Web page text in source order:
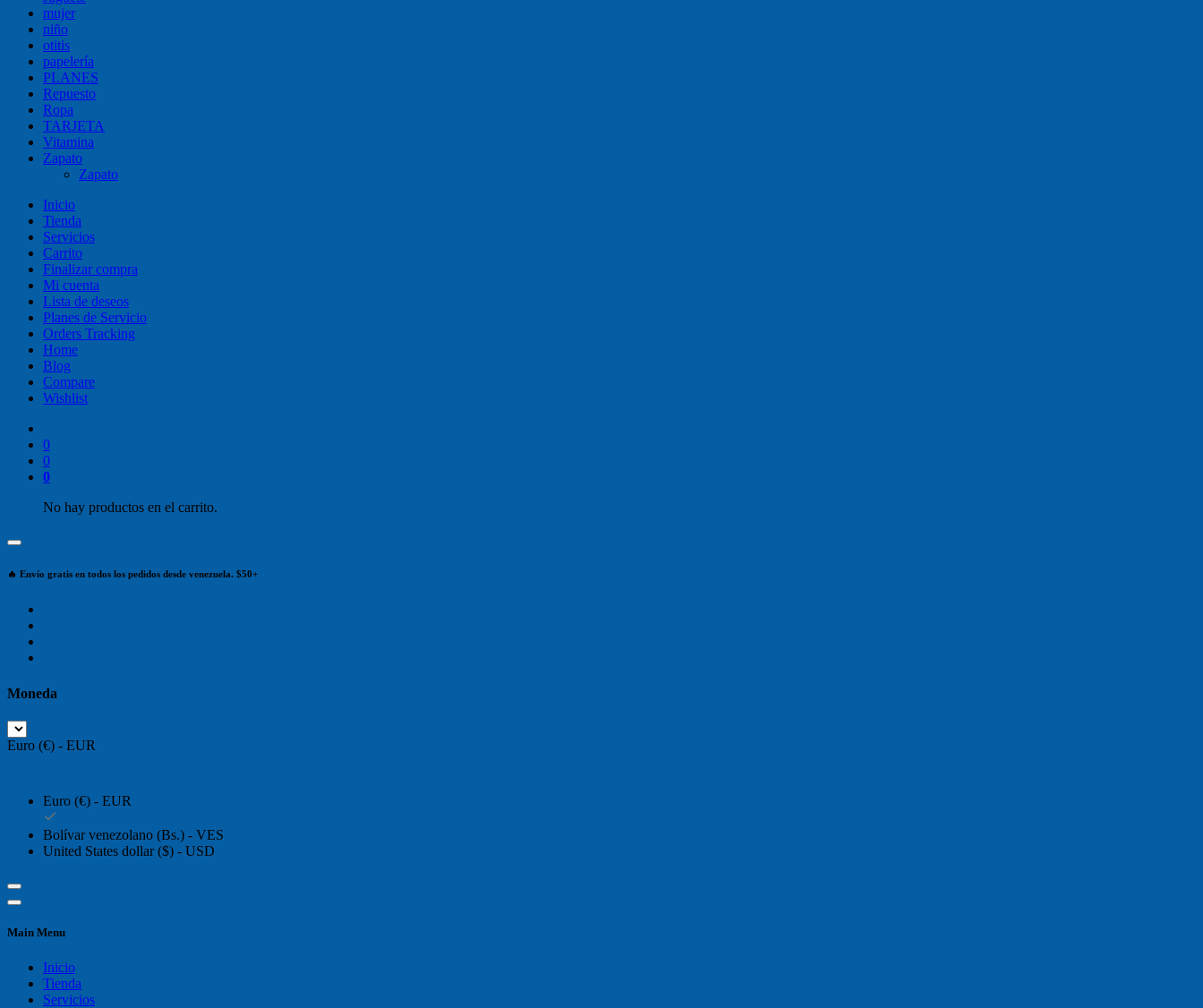
mujer
niño
otitis
papelería
PLANES
Repuesto
Ropa
TARJETA
Vitamina
Zapato
Zapato
Inicio
Tienda
Servicios
Carrito
Finalizar compra
Mi cuenta
Lista de deseos
Planes de Servicio
Orders Tracking
Home
Blog
Compare
Wishlist
0
0
0
No hay productos en el carrito.
🔥 Envío gratis en todos los pedidos desde venezuela. $50+
Moneda
Euro (€) - EUR
Euro (€) - EUR
Bolívar venezolano (Bs.) - VES
United States dollar ($) - USD
Main Menu
Inicio
Tienda
Servicios